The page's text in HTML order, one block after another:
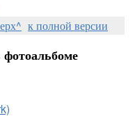
к полной версии